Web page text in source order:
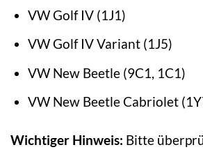
VW Golf IV (1J1)
VW Golf IV Variant (1J5)
VW New Beetle (9C1, 1C1)
VW New Beetle Cabriolet
Wichtiger Hinweis: Bitte